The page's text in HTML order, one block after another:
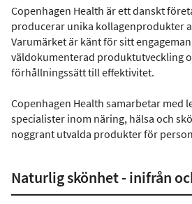
Copenhagen Health är ett danskt
producerar unika kollagenprodukter
Varumärket är känt för sitt
väldokumenterad produktutveckling
förhållningssätt till effektivitet.
Copenhagen Health samarbetar med
specialister inom näring, hälsa och
noggrant utvalda produkter för
Naturlig skönhet - inifrån